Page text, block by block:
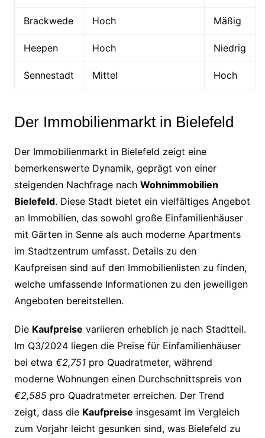
Brackwede Hoch Mäßig
Heepen Hoch Niedrig
Sennestadt Mittel Hoch
Der Immobilienmarkt in Bielefeld
Der Immobilienmarkt in Bielefeld zeigt eine
bemerkenswerte Dynamik, geprägt von einer
steigenden Nachfrage nach Wohnimmobilien
Bielefeld. Diese Stadt bietet ein vielfältiges Angebot
an Immobilien, das sowohl große Einfamilienhäuser
mit Gärten in Senne als auch moderne Apartments
im Stadtzentrum umfasst. Details zu den
Kaufpreisen sind auf den Immobilienlisten zu finden,
welche umfassende Informationen zu den jeweiligen
Angeboten bereitstellen.
Die Kaufpreise variieren erheblich je nach Stadtteil.
Im Q3/2024 liegen die Preise für Einfamilienhäuser
bei etwa €2,751pro Quadratmeter, während
moderne Wohnungen einen Durchschnittspreis von
€2,585pro Quadratmeter erreichen. Der Trend
zeigt, dass die Kaufpreise insgesamt im Vergleich
zum Vorjahr leicht gesunken sind, was Bielefeld zu